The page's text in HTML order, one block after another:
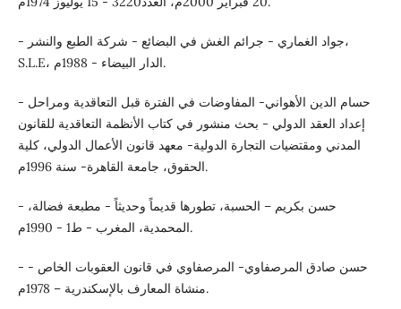
- جواد الغماري - جرائم الغش في البضائع - شركة الطبع والنشر،
S.L.E، الدار البيضاء - 1988م.
- حسام الدين الأهواني- المفاوضات في الفترة قبل التعاقدية ومراحل
إعداد العقد الدولي - بحث منشور في كتاب الأنظمة التعاقدية للقانون
المدني ومقتضيات التجارة الدولية- معهد قانون الأعمال الدولي، كلية
الحقوق، جامعة القاهرة- سنة 1996م.
- حسن بكريم – الحسبة، تطورها قديماً وحديثاً - مطبعة فضالة،
المحمدية، المغرب - ط1 - 1990م.
- حسن صادق المرصفاوي- المرصفاوي في قانون العقوبات الخاص -
منشاة المعارف بالإسكندرية – 1978م.